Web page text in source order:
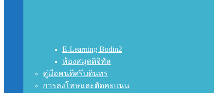
E-Learning Bodin2
ห้องสมุดดิจิทัล
คู่มือคนดีศรีบดินทร
การลงโทษและตัดคะแนน